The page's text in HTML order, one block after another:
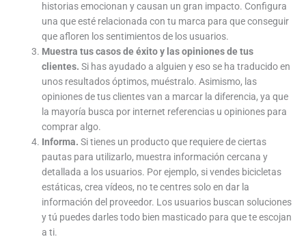
historias emocionan y causan un gran impacto. Configura
una que esté relacionada con tu marca para que conseguir
que afloren los sentimientos de los usuarios.
Muestra tus casos de éxito y las opiniones de tus
clientes.Si has ayudado a alguien y eso se ha traducido en
unos resultados óptimos, muéstralo. Asimismo, las
opiniones de tus clientes van a marcar la diferencia, ya que
la mayoría busca por internet referencias u opiniones para
comprar algo.
Informa.Si tienes un producto que requiere de ciertas
pautas para utilizarlo, muestra información cercana y
detallada a los usuarios. Por ejemplo, si vendes bicicletas
estáticas, crea vídeos, no te centres solo en dar la
información del proveedor. Los usuarios buscan soluciones
y tú puedes darles todo bien masticado para que te escojan
a ti.